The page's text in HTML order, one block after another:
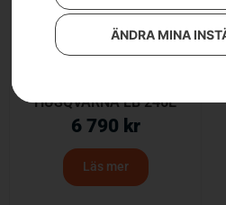
ÄNDRA MINA
HUSQVARNA LB 246E
6 790 kr
Läs mer